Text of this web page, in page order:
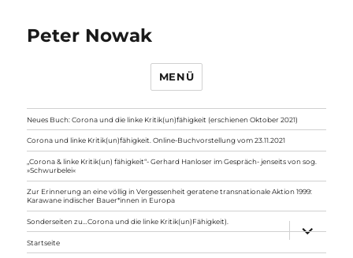
Peter Nowak
MENÜ
Neues Buch: Corona und die linke Kritik(un)fähigkeit (erschienen Oktober 2021)
Corona und linke Kritik(un)fähigkeit. Online-Buchvorstellung vom 23.11.2021
„Corona & linke Kritik(un) fähigkeit“- Gerhard Hanloser im Gespräch- jenseits von sog.
»Schwurbelei«
Zur Erinnerung an eine völlig in Vergessenheit geratene transnationale Aktion 1999:
Karawane indischer Bauer*innen in Europa
Sonderseiten zu…Corona und die linke Kritik(un)Fähigkeit).
anzeigen
Startseite